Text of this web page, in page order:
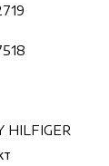
HILFIGER